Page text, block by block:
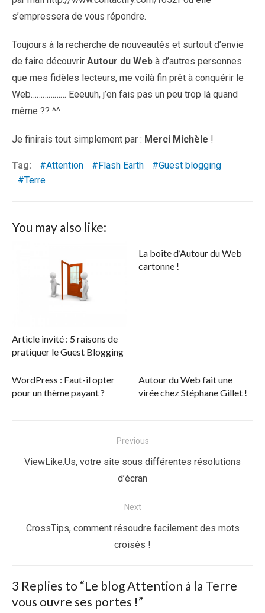
s’empressera de vous répondre.
Toujours à la recherche de nouveautés et surtout d’envie
de faire découvrir Autour du Web à d’autres personnes
que mes fidèles lecteurs, me voilà fin prêt à conquérir le
Web……………… Eeeuuh, j’en fais pas un peu trop là quand
même ?? ^^
Je finirais tout simplement par : Merci Michèle !
Tag: Attention Flash Earth
Guest blogging
Terre
You may also like:
Article invité : 5 raisons de
pratiquer le Guest Blogging
La boîte d’Autour du Web
cartonne !
WordPress : Faut-il opter
pour un thème payant ?
Autour du Web fait une
virée chez Stéphane Gillet !
de
Previous
Previous
ViewLike.Us, votre site sous différentes résolutions
d’écran
Next
Next
CrossTips, comment résoudre facilement des mots
croisés !
3 Replies to “Le blog Attention à la Terre
vous ouvre ses portes !”